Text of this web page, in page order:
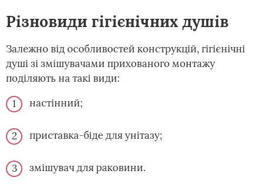
Різновиди гігієнічних душів
Залежно від особливостей конструкцій, гігієнічні
душі зі змішувачами прихованого монтажу
поділяють на такі види:
настінний;
приставка-біде для унітазу;
змішувач для раковини.